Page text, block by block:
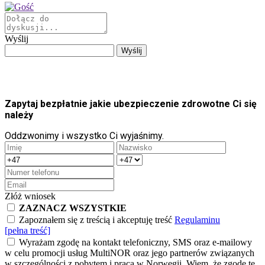
Wyślij
Zapytaj bezpłatnie jakie ubezpieczenie zdrowotne Ci się
należy
Oddzwonimy i wszystko Ci wyjaśnimy.
Złóż wniosek
ZAZNACZ WSZYSTKIE
Zapoznałem się z treścią i akceptuję treść Regulaminu
[pełna treść]
Wyrażam zgodę na kontakt telefoniczny, SMS oraz e-mailowy
w celu promocji usług MultiNOR oraz jego partnerów związanych